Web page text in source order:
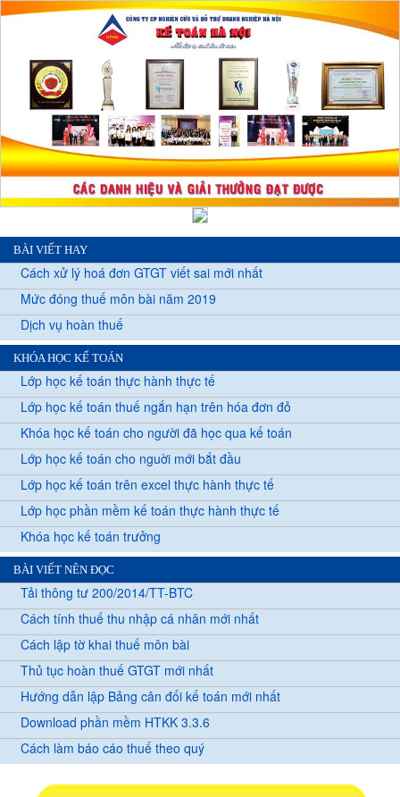
BÀI VIẾT HAY
Cách xử lý hoá đơn GTGT viết sai mới nhất
Mức đóng thuế môn bài năm 2019
Dịch vụ hoàn thuế
KHÓA HỌC KẾ TOÁN
Lớp học kế toán thực hành thực tế
Lớp học kế toán thuế ngắn hạn trên hóa đơn đỏ
Khóa học kế toán cho người đã học qua kế toán
Lớp học kế toán cho nguời mới bắt đầu
Lớp học kế toán trên excel thực hành thực tế
Lớp học phần mềm kế toán thực hành thực tế
Khóa học kế toán trưởng
BÀI VIẾT NÊN ĐỌC
Tải thông tư 200/2014/TT-BTC
Cách tính thuế thu nhập cá nhân mới nhất
Cách lập tờ khai thuế môn bài
Thủ tục hoàn thuế GTGT mới nhất
Hướng dẫn lập Bảng cân đối kế toán mới nhất
Download phần mềm HTKK 3.3.6
Cách làm báo cáo thuế theo quý